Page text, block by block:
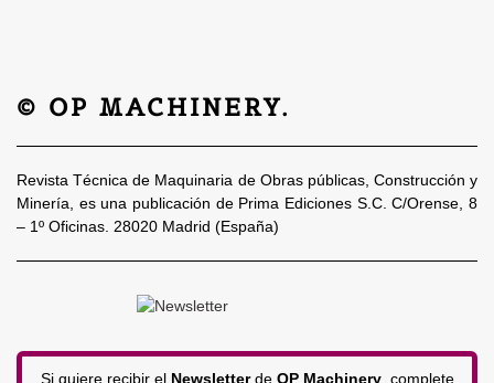
© OP MACHINERY.
Revista Técnica de Maquinaria de Obras públicas, Construcción y
Minería, es una publicación de Prima Ediciones S.C. C/Orense, 8
– 1º Oficinas. 28020 Madrid (España)
Si quiere recibir el Newsletterde OP Machinery, complete